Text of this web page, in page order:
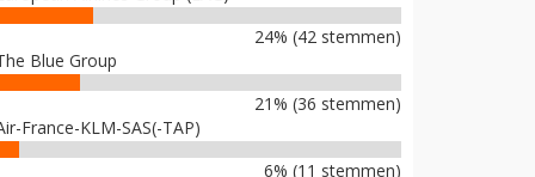
24% (42 stemmen)
Blue Group
21% (36 stemmen)
France-KLM-SAS(-TAP)
6% (11 stemmen)